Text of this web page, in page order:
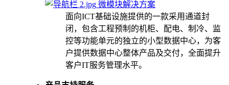
微模块解决方案
面向ICT基础设施提供的一款采用通道封
闭，包含工程预制的机柜、配电、制冷、监
控等功能单元的独立的小型数据中心，为客
户提供数据中心整体产品及交付，全面提升
客户IT服务管理水平。